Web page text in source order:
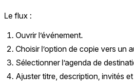
Le flux :
Ouvrir l’événement.
Choisir l’option de copie vers un
Sélectionner l’agenda de
Ajuster titre, description, invités